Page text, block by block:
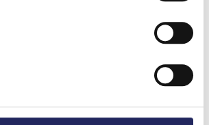
viimeiset tarvittavat laitteet
minkä jälkeen Pietarin vesilaitos
Pohjoisella puhdistamolla saatiin